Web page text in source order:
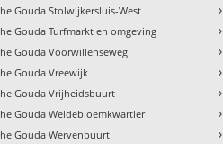
Gouda Stolwijkersluis-West
Gouda Turfmarkt en omgeving
Gouda Voorwillenseweg
Gouda Vreewijk
Gouda Vrijheidsbuurt
Gouda Weidebloemkwartier
Gouda Wervenbuurt
›
›
›
›
›
›
›